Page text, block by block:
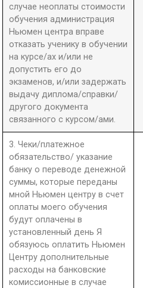
случае неоплаты стоимости
обучения администрация
Ньюмен центра вправе
отказать ученику в обучении
на курсе/ах и/или не
допустить его до
экзаменов, и/или задержать
выдачу диплома/справки/
другого документа
связанного с курсом/ами.
3. Чеки/платежное
обязательство/ указание
банку о переводе денежной
суммы, которые переданы
мной Ньюмен центру в счет
оплаты моего обучения
будут оплачены в
установленный день Я
обязуюсь оплатить Ньюмен
Центру дополнительные
расходы на банковские
комиссионные в случае